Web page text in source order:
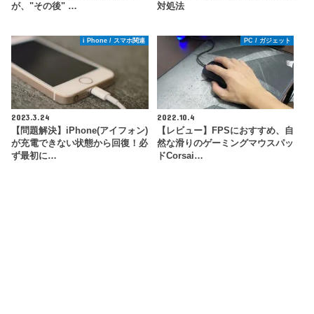
が、"その後" …
対処法
i Phone / スマホ関連
2023.3.24
【問題解決】iPhone(アイフォン)
が充電できない状態から回復！必
ず最初に…
PC / ガジェット
2022.10.4
【レビュー】FPSにおすすめ、自
然な滑りのゲーミングマウスパッ
ドCorsai…